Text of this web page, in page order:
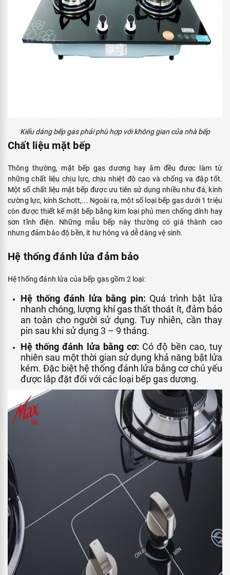
Kiểu dáng bếp gas phải phù hợp với không gian của nhà bếp
Chất liệu mặt bếp
Thông thường, mặt bếp gas dương hay âm đều được làm từ
những chất liệu chịu lực, chịu nhiệt độ cao và chống va đập tốt.
Một số chất liệu mặt bếp được ưu tiên sử dụng nhiều như đá, kính
cường lực, kính Schott,... Ngoài ra, một số loại bếp gas dưới 1 triệu
còn được thiết kế mặt bếp bằng kim loại phủ men chống dính hay
sơn tĩnh điện. Những mẫu bếp này thường có giá thành cao
nhưng đảm bảo độ bền, ít hư hỏng và dễ dàng vệ sinh.
Hệ thống đánh lửa đảm bảo
Hệ thống đánh lửa của bếp gas gồm 2 loại:
Hệ thống đánh lửa bằng pin: Quá trình bật lửa
nhanh chóng, lượng khí gas thất thoát ít, đảm bảo
an toàn cho người sử dụng. Tuy nhiên, cần thay
pin sau khi sử dụng 3 – 9 tháng.
Hệ thống đánh lửa bằng cơ: Có độ bền cao, tuy
nhiên sau một thời gian sử dụng khả năng bật lửa
kém. Đặc biệt hệ thống đánh lửa bằng cơ chủ yếu
được lắp đặt đối với các loại bếp gas dương.